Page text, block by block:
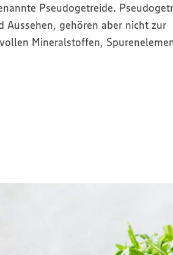
Pseudogetreide.
Aussehen, gehören aber nicht zur
Mineralstoffen,